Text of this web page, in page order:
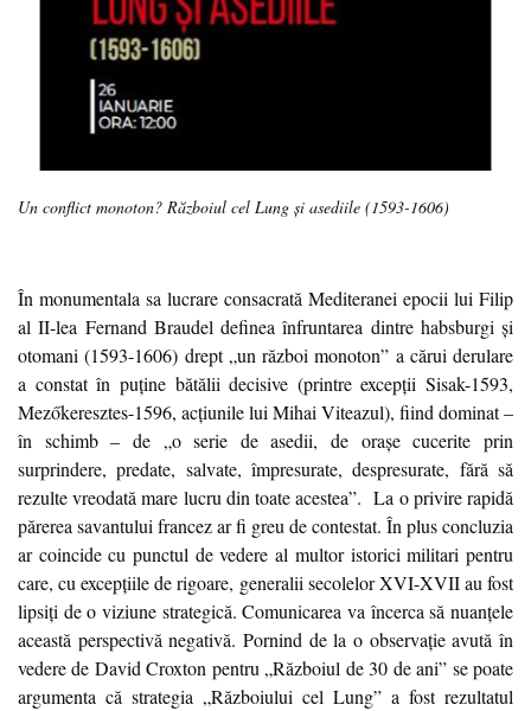
Un conflict monoton? Războiul cel Lung și asediile (1593-1606)
În monumentala sa lucrare consacrată Mediteranei epocii lui Filip
al II-lea Fernand Braudel definea înfruntarea dintre habsburgi și
otomani (1593-1606) drept „un război monoton” a cărui derulare
a constat în puține bătălii decisive (printre excepții Sisak-1593,
Mezőkeresztes-1596, acțiunile lui Mihai Viteazul), fiind dominat –
în schimb – de „o serie de asedii, de orașe cucerite prin
surprindere, predate, salvate, împresurate, despresurate, fără să
rezulte vreodată mare lucru din toate acestea”. La o privire rapidă
părerea savantului francez ar fi greu de contestat. În plus concluzia
ar coincide cu punctul de vedere al multor istorici militari pentru
care, cu excepțiile de rigoare, generalii secolelor XVI-XVII au fost
lipsiți de o viziune strategică. Comunicarea va încerca să nuanțele
această perspectivă negativă. Pornind de la o observație avută în
vedere de David Croxton pentru „Războiul de 30 de ani” se poate
argumenta că strategia „Războiului cel Lung” a fost rezultatul